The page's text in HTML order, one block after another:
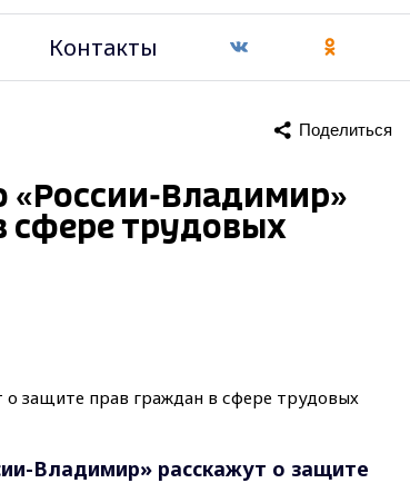
Контакты
Поделиться
«России-Владимир»
сфере трудовых
Владимир» расскажут о защите